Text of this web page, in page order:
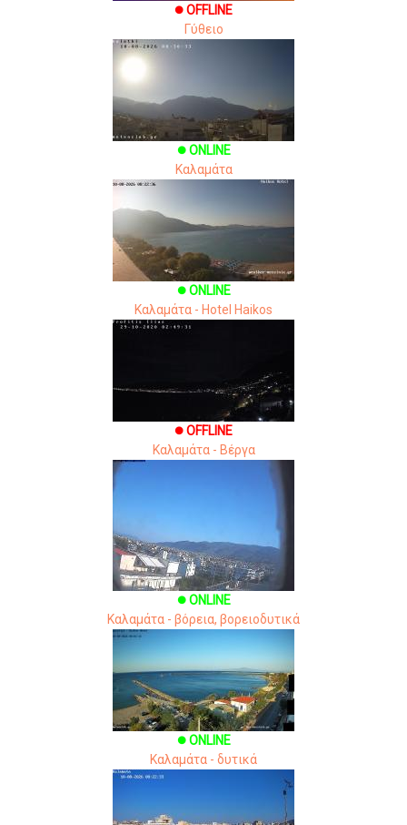
brightness_1 OFFLINE
Γύθειο
brightness_1 ONLINE
Καλαμάτα
brightness_1 ONLINE
Καλαμάτα - Hotel Haikos
brightness_1 OFFLINE
Καλαμάτα - Βέργα
brightness_1 ONLINE
Καλαμάτα - βόρεια, βορειοδυτικά
brightness_1 ONLINE
Καλαμάτα - δυτικά